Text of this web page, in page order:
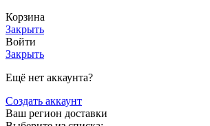
Корзина
Закрыть
Войти
Закрыть
Ещё нет аккаунта?
Создать аккаунт
Ваш регион доставки